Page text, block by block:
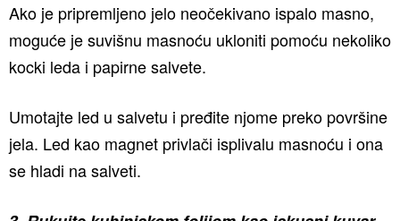
Ako je pripremljeno jelo neočekivano ispalo masno,
moguće je suvišnu masnoću ukloniti pomoću nekoliko
kocki leda i papirne salvete.
Umotajte led u salvetu i pređite njome preko površine
jela. Led kao magnet privlači isplivalu masnoću i ona
se hladi na salveti.